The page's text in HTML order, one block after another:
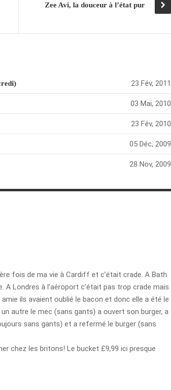
Zee Avi, la douceur à l’état pur
23 Fév, 2011
03 Mai, 2010
23 Fév, 2010
05 Déc, 2009
28 Nov, 2009
fois de ma vie à Cardiff et c’était crade. A Bath
A Londres à l’aéroport c’était pas trop crade mais
ils avaient oublié le bacon et donc elle a été le
autre le mec (sans gants) a ouvert son burger, a
sans gants) et a refermé le burger (sans
chez les britons! Le bucket £9,99 ici presque